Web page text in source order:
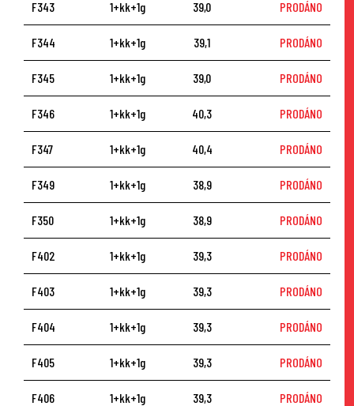
F343 1+kk+1g 39,0 PRODÁNO
F344 1+kk+1g 39,1 PRODÁNO
F345 1+kk+1g 39,0 PRODÁNO
F346 1+kk+1g 40,3 PRODÁNO
F347 1+kk+1g 40,4 PRODÁNO
F349 1+kk+1g 38,9 PRODÁNO
F350 1+kk+1g 38,9 PRODÁNO
F402 1+kk+1g 39,3 PRODÁNO
F403 1+kk+1g 39,3 PRODÁNO
F404 1+kk+1g 39,3 PRODÁNO
F405 1+kk+1g 39,3 PRODÁNO
F406 1+kk+1g 39,3 PRODÁNO